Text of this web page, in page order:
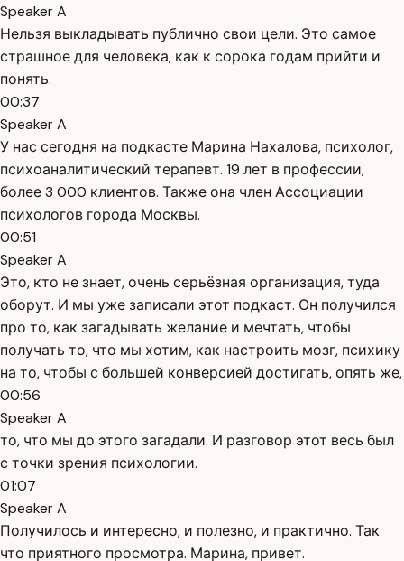
Speaker A
Нельзя выкладывать публично свои цели. Это самое
страшное для человека, как к сорока годам прийти и
понять.
00:37
Speaker A
У нас сегодня на подкасте Марина Нахалова, психолог,
психоаналитический терапевт. 19 лет в профессии,
более 3 000 клиентов. Также она член Ассоциации
психологов города Москвы.
00:51
Speaker A
Это, кто не знает, очень серьёзная организация, туда
оборут. И мы уже записали этот подкаст. Он получился
про то, как загадывать желание и мечтать, чтобы
получать то, что мы хотим, как настроить мозг, психику
на то, чтобы с большей конверсией достигать, опять же,
00:56
Speaker A
то, что мы до этого загадали. И разговор этот весь был
с точки зрения психологии.
01:07
Speaker A
Получилось и интересно, и полезно, и практично. Так
что приятного просмотра. Марина, привет.